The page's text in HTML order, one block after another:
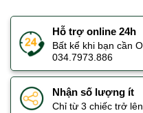
Hỗ trợ online 24h
Bất kể khi bạn cần
034.7973.886
Nhận số lượng ít
Chỉ từ 3 chiếc trở